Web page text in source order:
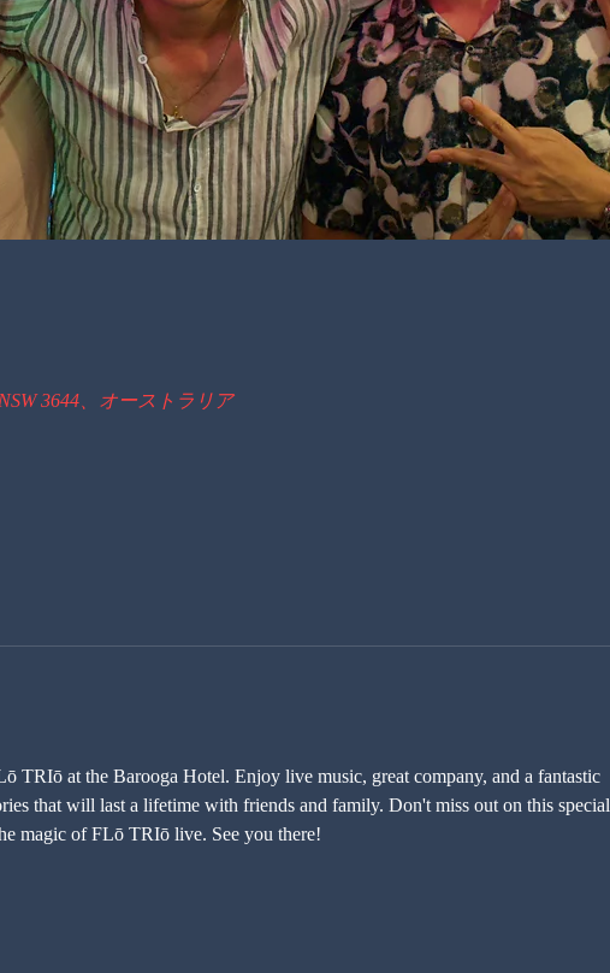
3644、オーストラリア
TRIō at the Barooga Hotel. Enjoy live music, great company, and a fantastic
that will last a lifetime with friends and family. Don't miss out on this special
magic of FLō TRIō live. See you there!